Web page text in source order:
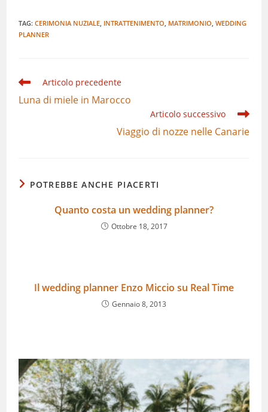
TAG:CERIMONIA NUZIALE INTRATTENIMENTO MATRIMONIO WEDDING
PLANNER
Leggi
articoli
Articolo precedente
Luna di miele in Marocco
Articolo successivo
Viaggio di nozze nelle Canarie
POTREBBE ANCHE PIACERTI
Quanto costa un wedding planner?
Ottobre 18, 2017
Il wedding planner Enzo Miccio su Real Time
Gennaio 8, 2013